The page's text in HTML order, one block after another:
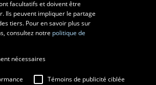
facultatifs et doivent être
Ils peuvent impliquer le partage
tiers. Pour en savoir plus sur
consultez notre politique de
nécessaires
Témoins de publicité ciblée